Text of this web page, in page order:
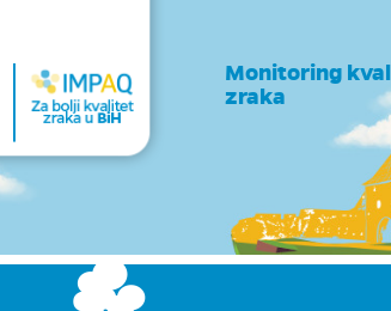
Monitoring
zraka